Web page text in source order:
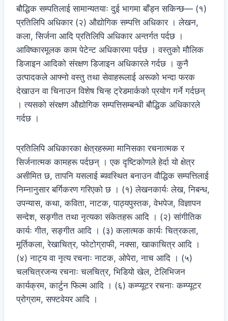
बौद्धिक सम्पतिलाई सामान्यतयाः दुई भागमा बाँड्न सकिन्छ— (१)
प्रतिलिपि अधिकार (२) औद्योगिक सम्पत्ति अधिकार । लेखन,
कला, सिर्जना आदि प्रतिलिपि अधिकार अन्तर्गत पर्दछ ।
आविष्कारमूलक काम पेटेन्ट अधिकारमा पर्दछ । वस्तुको मौलिक
डिजाइन आदिको संरक्षण डिजाइन अधिकारले गर्दछ । कुनै
उत्पादकले आफ्नो वस्तु तथा सेवाहरूलाई अरूको भन्दा फरक
देखाउन वा चिनाउन विशेष चिन्ह ट्रेडमार्कको प्रयोग गर्ने गर्दछन्
। त्यसको संरक्षण औद्योगिक सम्पत्तिसम्बन्धी बौद्धिक अधिकारले
गर्दछ ।
प्रतिलिपि अधिकारका क्षेत्रहरूमा मानिसका रचनात्मक र
सिर्जनात्मक कामहरू पर्दछन् । एक दृष्टिकोणले हेर्दा यो क्षेत्र
असीमित छ, तापनि यसलाई ब्यवस्थित बनाउन वौद्धिक सम्पत्तिलाई
निम्नानुसार बर्गिकरण गरिएको छ । (१) लेखनकार्यः लेख, निबन्ध,
उपन्यास, कथा, कविता, नाटक, पाठ्यपुस्तक, वेभपेज, विज्ञापन
सन्देश, सङ्गीत तथा नृत्यका संकेतहरू आदि । (२) सांगीतिक
कार्यः गीत, सङ्गीत आदि । (३) कलात्मक कार्यः चित्रकला,
मूर्तिकला, रेखाचित्र, फोटोग्राफी, नक्सा, खाकाचित्र आदि ।
(४) नाट्य वा नृत्य रचनाः नाटक, ओपेरा, नाच आदि । (५)
चलचित्रजन्य रचनाः चलचित्र, भिडियो खेल, टेलिभिजन
कार्यक्रम, कार्टुन फिल्म आदि । (६) कम्प्यूटर रचनाः कम्प्यूटर
प्रोग्राम, सफ्टवेयर आदि ।